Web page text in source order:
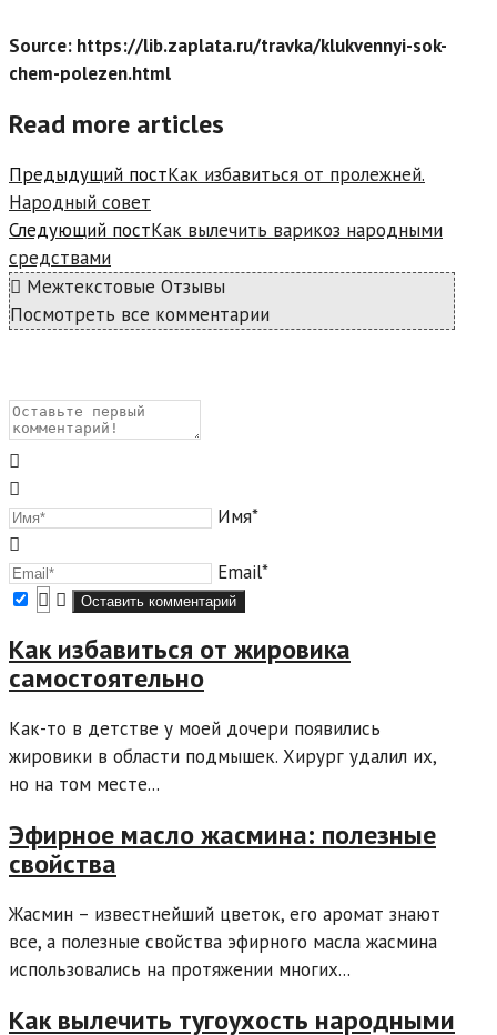
Source: https://lib.zaplata.ru/travka/klukvennyi-sok-
chem-polezen.html
Read more articles
Предыдущий постКак избавиться от пролежней.
Народный совет
Следующий постКак вылечить варикоз народными
средствами
Межтекстовые Отзывы
Посмотреть все комментарии
Имя*
Email*
Как избавиться от жировика
самостоятельно
Как-то в детстве у моей дочери появились
жировики в области подмышек. Хирург удалил их,
но на том месте...
Эфирное масло жасмина: полезные
свойства
Жасмин – известнейший цветок, его аромат знают
все, а полезные свойства эфирного масла жасмина
использовались на протяжении многих...
Как вылечить тугоухость народными